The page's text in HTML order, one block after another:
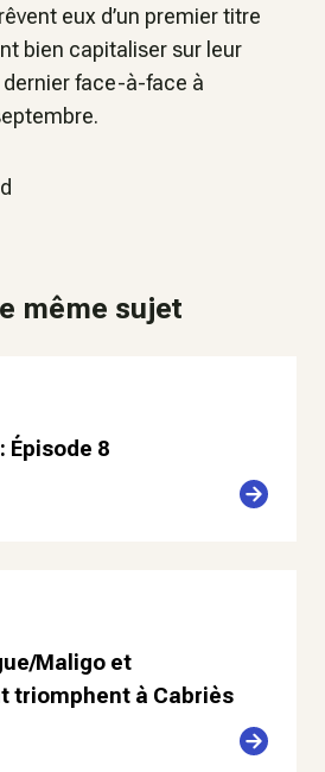
eux d’un premier titre
bien capitaliser sur leur
face-à-face à
même sujet
Épisode 8
Maligo et
triomphent à Cabriès